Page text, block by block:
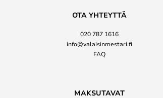
OTA YHTEYTTÄ
020 787 1616
info@valaisinmestari.fi
FAQ
MAKSUTAVAT